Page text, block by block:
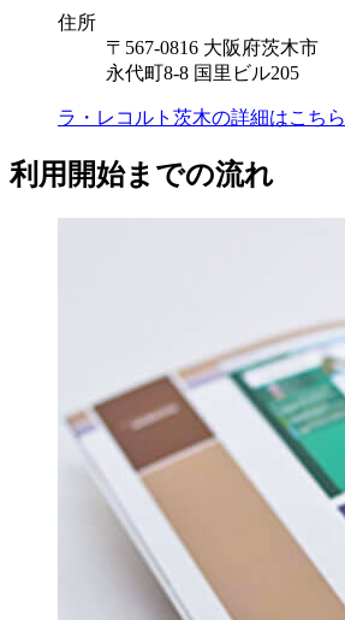
住所
〒567-0816 大阪府茨木市
永代町8-8 国里ビル205
ラ・レコルト茨木の詳細はこちら
利用開始までの流れ